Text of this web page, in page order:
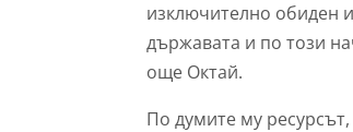
изключително обиден
държавата и по този
още Октай.
По думите му